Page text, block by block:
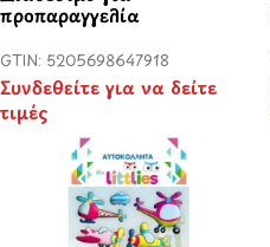
προπαραγγελία
GTIN: 5205698647918
Συνδεθείτε για να δείτε
τιμές